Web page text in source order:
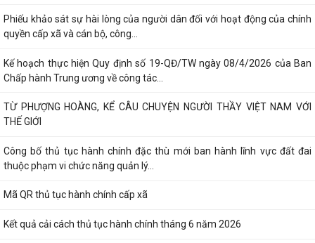
Phiếu khảo sát sự hài lòng của người dân đối với hoạt động của chính
quyền cấp xã và cán bộ, công...
Kế hoạch thực hiện Quy định số 19-QĐ/TW ngày 08/4/2026 của Ban
Chấp hành Trung ương về công tác...
TỪ PHƯỢNG HOÀNG, KỂ CÂU CHUYỆN NGƯỜI THẦY VIỆT NAM VỚI
THẾ GIỚI
Công bố thủ tục hành chính đặc thù mới ban hành lĩnh vực đất đai
thuộc phạm vi chức năng quản lý...
Mã QR thủ tục hành chính cấp xã
Kết quả cải cách thủ tục hành chính tháng 6 năm 2026